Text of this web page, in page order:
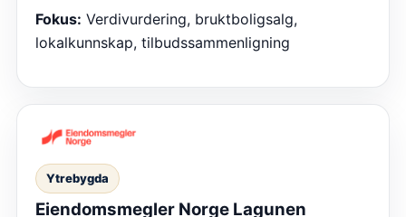
Fokus: Verdivurdering, bruktboligsalg,
lokalkunnskap, tilbudssammenligning
Ytrebygda
Eiendomsmegler Norge Lagunen